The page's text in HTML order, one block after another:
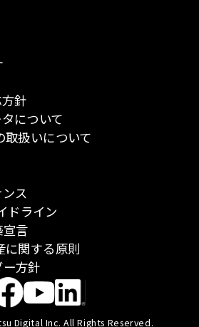
針
について
取扱いについて
ス
ドライン
宣言
に関する原則
ー方針
Digital Inc. All Rights Reserved.